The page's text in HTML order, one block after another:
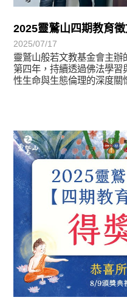
2025靈鷲山四期教育
2025/07/17
靈鷲山般若文教基金會主辦
第四年，持續透過佛法學
性生命與生態倫理的深度關